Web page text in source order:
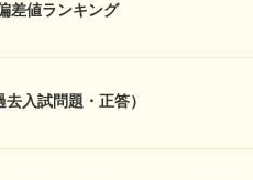
差値ランキング
入試問題・正答）